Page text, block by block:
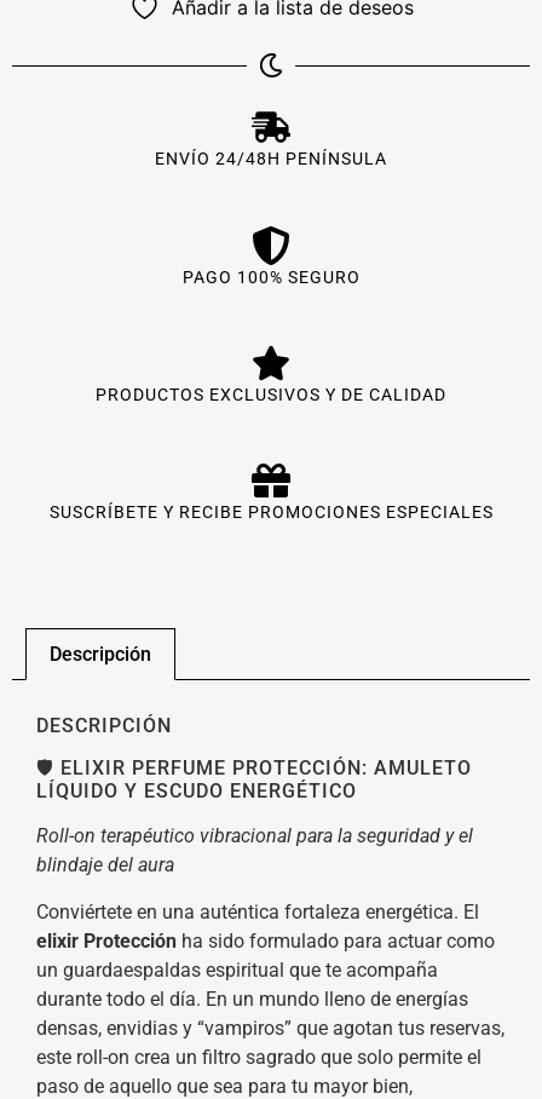
Añadir a la lista de deseos
ENVÍO 24/48H PENÍNSULA
PAGO 100% SEGURO
PRODUCTOS EXCLUSIVOS Y DE CALIDAD
SUSCRÍBETE Y RECIBE PROMOCIONES ESPECIALES
Descripción
DESCRIPCIÓN
🛡️ ELIXIR PERFUME PROTECCIÓN: AMULETO
LÍQUIDO Y ESCUDO ENERGÉTICO
Roll-on terapéutico vibracional para la seguridad y el
blindaje del aura
Conviértete en una auténtica fortaleza energética. El
elixir Protección ha sido formulado para actuar como
un guardaespaldas espiritual que te acompaña
durante todo el día. En un mundo lleno de energías
densas, envidias y “vampiros” que agotan tus reservas,
este roll-on crea un filtro sagrado que solo permite el
paso de aquello que sea para tu mayor bien,